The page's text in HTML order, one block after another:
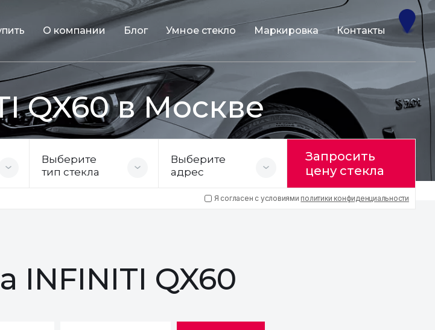
О компании Блог Умное стекло Маркировка Контакты
QX60 в Москве
Выберите
тип стекла
Выберите
адрес
Запросить
цену стекла
Я согласен с условиями политики конфиденциальности
INFINITI QX60